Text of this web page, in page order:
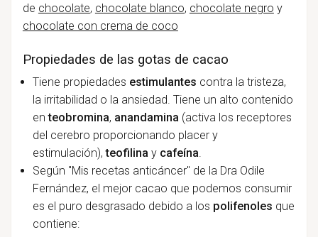
de chocolate, chocolate blanco, chocolate negro y
chocolate con crema de coco
Propiedades de las gotas de cacao
Tiene propiedades estimulantes contra la tristeza,
la irritabilidad o la ansiedad. Tiene un alto contenido
enteobromina, anandamina (activa los receptores
del cerebro proporcionando placer y
estimulación),teofilina y cafeína
Según "Mis recetas anticáncer" de la Dra Odile
Fernández, el mejor cacao que podemos consumir
es el puro desgrasado debido a los polifenoles que
contiene: